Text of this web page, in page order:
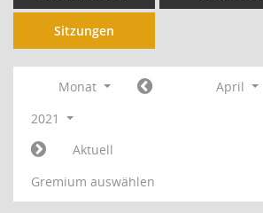
Sitzungen
Monat
April
2021
Aktuell
Gremium auswählen